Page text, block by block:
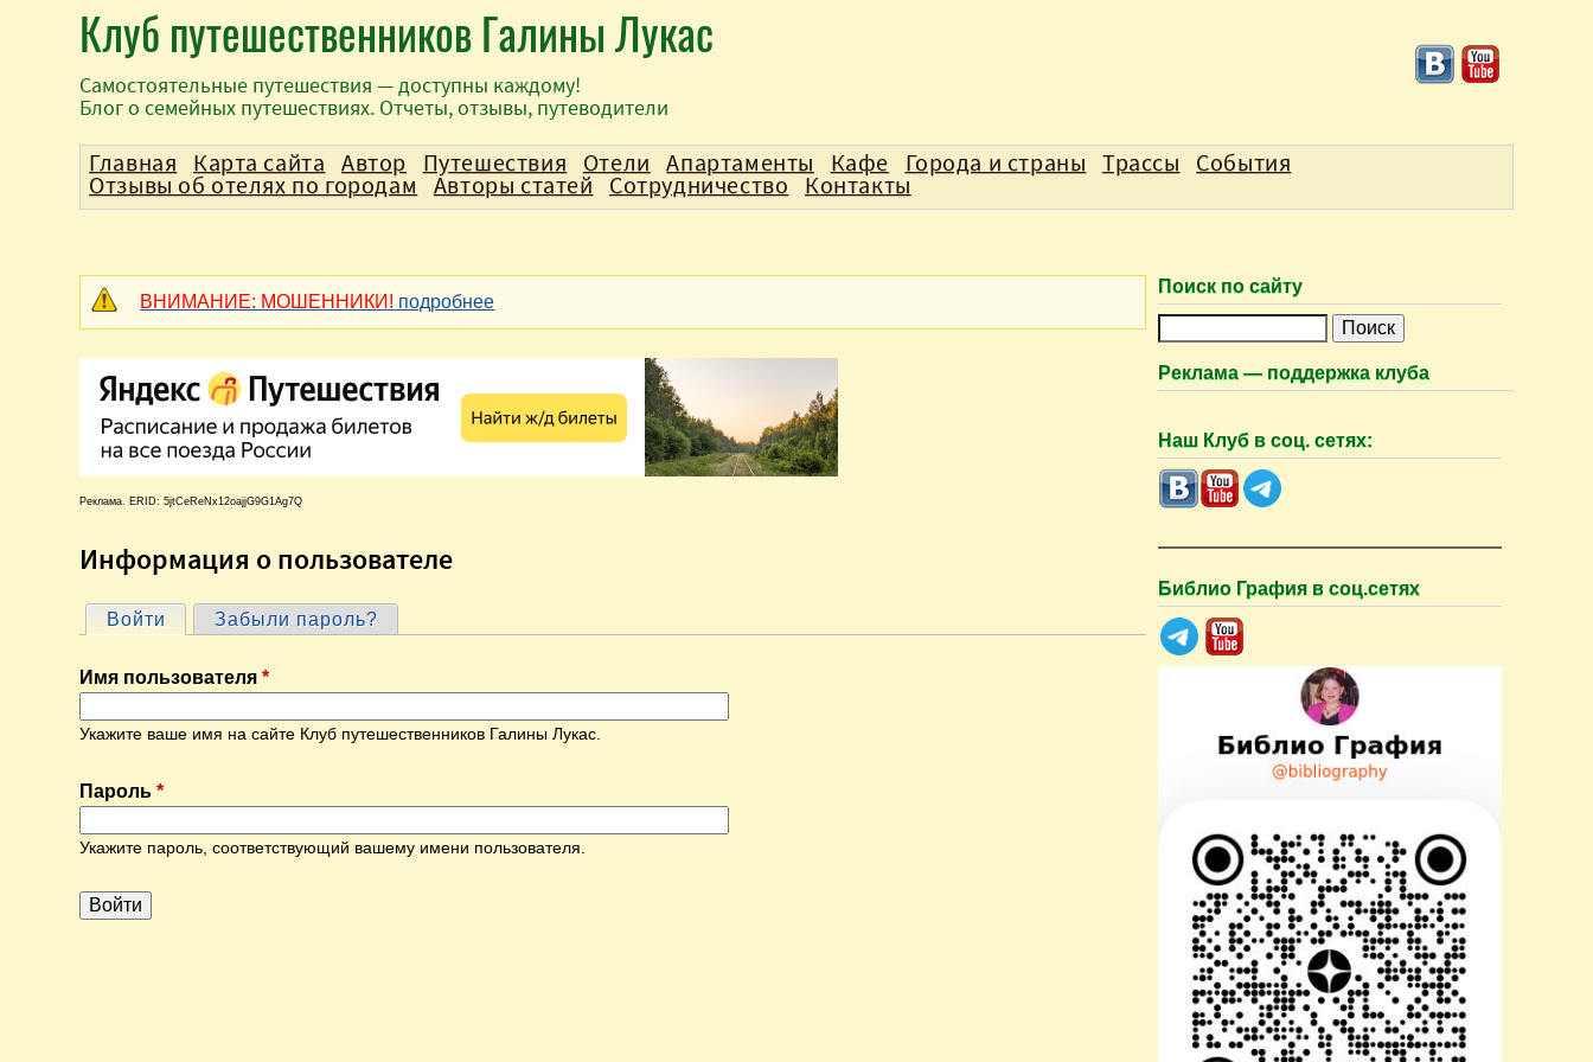
Клуб путешественников Галины Лукас
Самостоятельные путешествия — доступны каждому!
Блог о семейных путешествиях. Отчеты, отзывы, путеводители
ВНИМАНИЕ: МОШЕННИКИ! подробнее
Реклама. ERID: 5jtCeReNx12oajjG9G1Ag7Q
Информация о пользователе
Г
л
в
ы
Войти (активная вкладка)
Забыли пароль?
Имя пользователя*
Укажите ваше имя на сайте Клуб путешественников Галины Лукас.
Пароль*
Укажите пароль, соответствующий вашему имени пользователя.
Главная Карта сайта Автор Путешествия Отели Апартаменты Кафе Города и страны Трассы События
Отзывы об отелях по городам Авторы статей Сотрудничество Контакты
Поиск по сайту
и
к
Реклама — поддержка клуба
Наш Клуб в соц. сетях:
Библио Графия в соц.сетях